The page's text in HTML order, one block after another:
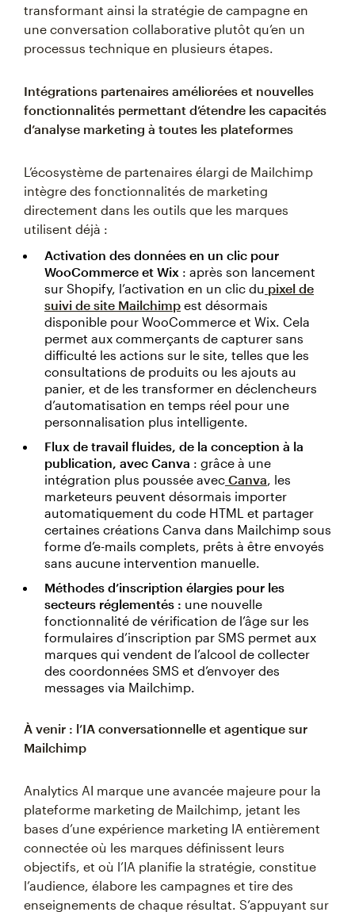
transformant ainsi la stratégie de campagne en
une conversation collaborative plutôt qu’en un
processus technique en plusieurs étapes.
Intégrations partenaires améliorées et nouvelles
fonctionnalités permettant d’étendre les capacités
d’analyse marketing à toutes les plateformes
L’écosystème de partenaires élargi de Mailchimp
intègre des fonctionnalités de marketing
directement dans les outils que les marques
utilisent déjà :
Activation des données en un clic pour
WooCommerce et Wix : après son lancement
sur Shopify, l’activation en un clic du pixel de
suivi de site Mailchimp est désormais
disponible pour WooCommerce et Wix. Cela
permet aux commerçants de capturer sans
difficulté les actions sur le site, telles que les
consultations de produits ou les ajouts au
panier, et de les transformer en déclencheurs
d’automatisation en temps réel pour une
personnalisation plus intelligente.
Flux de travail fluides, de la conception à la
publication, avec Canva : grâce à une
intégration plus poussée avec Canva , les
marketeurs peuvent désormais importer
automatiquement du code HTML et partager
certaines créations Canva dans Mailchimp sous
forme d’e-mails complets, prêts à être envoyés
sans aucune intervention manuelle.
Méthodes d’inscription élargies pour les
secteurs réglementés : une nouvelle
fonctionnalité de vérification de l’âge sur les
formulaires d’inscription par SMS permet aux
marques qui vendent de l’alcool de collecter
des coordonnées SMS et d’envoyer des
messages via Mailchimp.
À venir : l’IA conversationnelle et agentique sur
Mailchimp
Analytics AI marque une avancée majeure pour la
plateforme marketing de Mailchimp, jetant les
bases d’une expérience marketing IA entièrement
connectée où les marques définissent leurs
objectifs, et où l’IA planifie la stratégie, constitue
l’audience, élabore les campagnes et tire des
enseignements de chaque résultat. S’appuyant sur